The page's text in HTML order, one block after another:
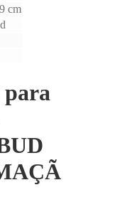
cm
para